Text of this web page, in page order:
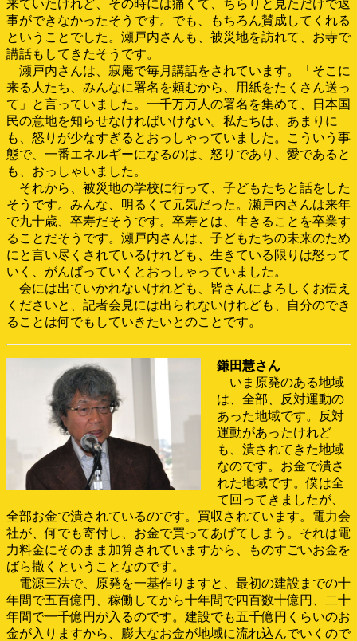
来ていたけれど、その時には痛くて、ちらりと見ただけで返
事ができなかったそうです。でも、もちろん賛成してくれる
ということでした。瀬戸内さんも、被災地を訪れて、お寺で
講話もしてきたそうです。
瀬戸内さんは、寂庵で毎月講話をされています。「そこに
来る人たち、みんなに署名を頼むから、用紙をたくさん送っ
て」と言っていました。一千万万人の署名を集めて、日本国
民の意地を知らせなければいけない。私たちは、あまりに
も、怒りが少なすぎるとおっしゃっていました。こういう事
態で、一番エネルギーになるのは、怒りであり、愛であると
も、おっしゃいました。
それから、被災地の学校に行って、子どもたちと話をした
そうです。みんな、明るくて元気だった。瀬戸内さんは来年
で九十歳、卒寿だそうです。卒寿とは、生きることを卒業す
ることだそうです。瀬戸内さんは、子どもたちの未来のため
にと言い尽くされているけれども、生きている限りは怒って
いく、がんばっていくとおっしゃっていました。
会には出ていかれないけれども、皆さんによろしくお伝え
くださいと、記者会見には出られないけれども、自分のでき
ることは何でもしていきたいとのことです。
鎌田慧さん
いま原発のある地域
は、全部、反対運動の
あった地域です。反対
運動があったけれど
も、潰されてきた地域
なのです。お金で潰さ
れた地域です。僕は全
て回ってきましたが、
全部お金で潰されているのです。買収されています。電力会
社が、何でも寄付し、お金で買ってあげてしまう。それは電
力料金にそのまま加算されていますから、ものすごいお金を
ばら撒くということなのです。
電源三法で、原発を一基作りますと、最初の建設までの十
年間で五百億円、稼働してから十年間で四百数十億円、二十
年間で一千億円が入るのです。建設でも五千億円くらいのお
金が入りますから、膨大なお金が地域に流れ込んでいくので